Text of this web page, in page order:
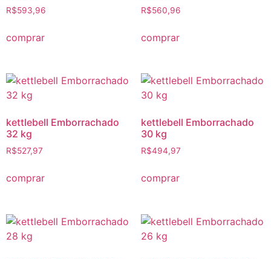
R$593,96
comprar
R$560,96
comprar
kettlebell Emborrachado
32 kg
R$527,97
comprar
kettlebell Emborrachado
30 kg
R$494,97
comprar